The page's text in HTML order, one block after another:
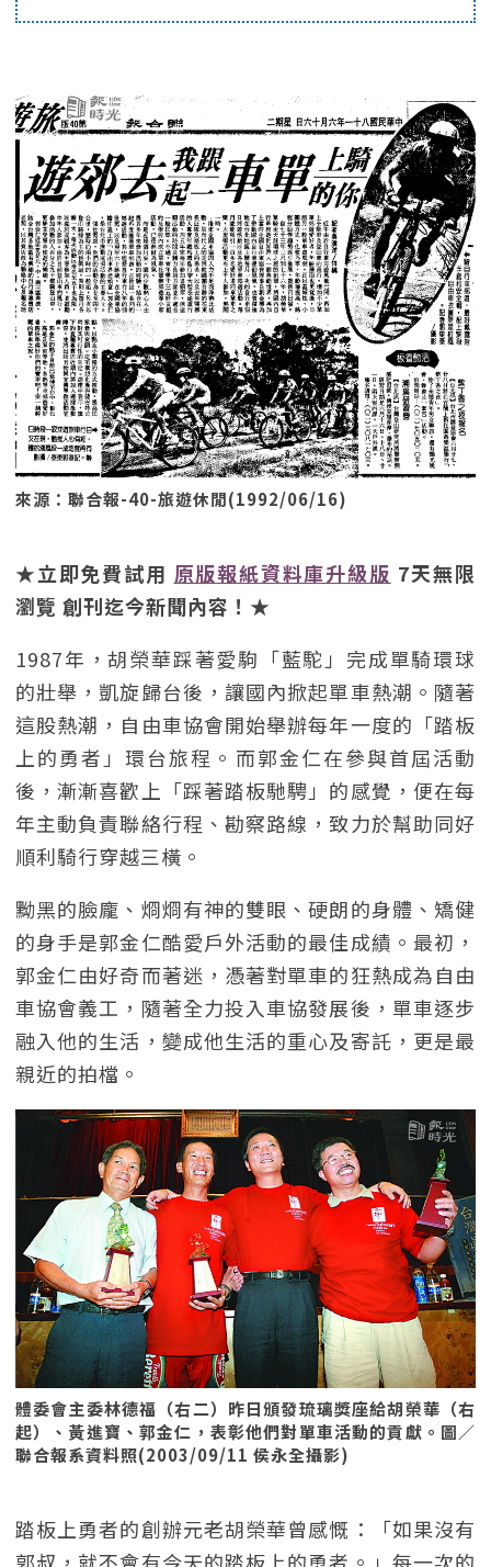
來源：聯合報-40-旅遊休閒(1992/06/16)
★立即免費試用 原版報紙資料庫升級版 7天無限
瀏覽 創刊迄今新聞內容！★
1987年，胡榮華踩著愛駒「藍駝」完成單騎環球
的壯舉，凱旋歸台後，讓國內掀起單車熱潮。隨著
這股熱潮，自由車協會開始舉辦每年一度的「踏板
上的勇者」環台旅程。而郭金仁在參與首屆活動
後，漸漸喜歡上「踩著踏板馳騁」的感覺，便在每
年主動負責聯絡行程、勘察路線，致力於幫助同好
順利騎行穿越三橫。
黝黑的臉龐、烱烱有神的雙眼、硬朗的身體、矯健
的身手是郭金仁酷愛戶外活動的最佳成績。最初，
郭金仁由好奇而著迷，憑著對單車的狂熱成為自由
車協會義工，隨著全力投入車協發展後，單車逐步
融入他的生活，變成他生活的重心及寄託，更是最
親近的拍檔。
體委會主委林德福（右二）昨日頒發琉璃獎座給胡榮華（右
起）、黃進寶、郭金仁，表彰他們對單車活動的貢獻。圖／
聯合報系資料照(2003/09/11 侯永全攝影)
踏板上勇者的創辦元老胡榮華曾感慨：「如果沒有